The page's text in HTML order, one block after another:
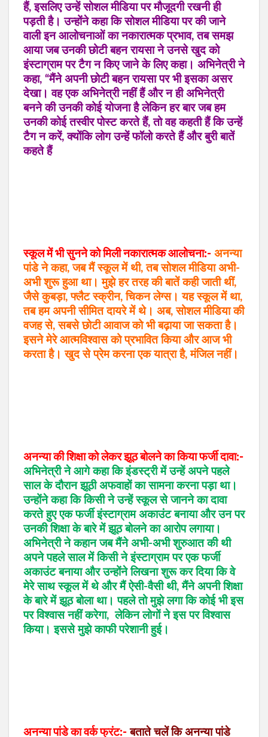
हैं, इसलिए उन्हें सोशल मीडिया पर मौजूदगी रखनी ही
पड़ती है। उन्होंने कहा कि सोशल मीडिया पर की जाने
वाली इन आलोचनाओं का नकारात्मक प्रभाव, तब समझ
आया जब उनकी छोटी बहन रायसा ने उनसे खुद को
इंस्टाग्राम पर टैग न किए जाने के लिए कहा। अभिनेत्री ने
कहा, “मैंने अपनी छोटी बहन रायसा पर भी इसका असर
देखा। वह एक अभिनेत्री नहीं हैं और न ही अभिनेत्री
बनने की उनकी कोई योजना है लेकिन हर बार जब हम
उनकी कोई तस्वीर पोस्ट करते हैं, तो वह कहती हैं कि उन्हें
टैग न करें, क्योंकि लोग उन्हें फॉलो करते हैं और बुरी बातें
कहते हैं
स्कूल में भी सुनने को मिली नकारात्मक आलोचना:- अनन्या
पांडे ने कहा, जब मैं स्कूल में थी, तब सोशल मीडिया अभी-
अभी शुरू हुआ था। मुझे हर तरह की बातें कही जाती थीं,
जैसे कुबड़ा, फ्लैट स्क्रीन, चिकन लेग्स। यह स्कूल में था,
तब हम अपनी सीमित दायरे में थे। अब, सोशल मीडिया की
वजह से, सबसे छोटी आवाज को भी बढ़ाया जा सकता है।
इसने मेरे आत्मविश्वास को प्रभावित किया और आज भी
करता है। खुद से प्रेम करना एक यात्रा है, मंजिल नहीं।
अनन्या की शिक्षा को लेकर झूठ बोलने का किया फर्जी दावा:-
अभिनेत्री ने आगे कहा कि इंडस्ट्री में उन्हें अपने पहले
साल के दौरान झूठी अफवाहों का सामना करना पड़ा था।
उन्होंने कहा कि किसी ने उन्हें स्कूल से जानने का दावा
करते हुए एक फर्जी इंस्टाग्राम अकाउंट बनाया और उन पर
उनकी शिक्षा के बारे में झूठ बोलने का आरोप लगाया।
अभिनेत्री ने कहान जब मैंने अभी-अभी शुरुआत की थी
अपने पहले साल में किसी ने इंस्टाग्राम पर एक फर्जी
अकाउंट बनाया और उन्होंने लिखना शुरू कर दिया कि वे
मेरे साथ स्कूल में थे और मैं ऐसी-वैसी थी, मैंने अपनी शिक्षा
के बारे में झूठ बोला था। पहले तो मुझे लगा कि कोई भी इस
पर विश्वास नहीं करेगा, लेकिन लोगों ने इस पर विश्वास
किया। इससे मुझे काफी परेशानी हुई।
अनन्या पांडे का वर्क फ्रंट:- बताते चलें कि अनन्या पांडे